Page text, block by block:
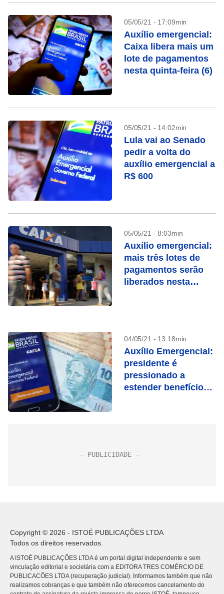
05/05/21 - 17:09min
Auxílio emergencial:
Caixa libera mais um
lote de pagamentos
nesta quinta-feira (6)
05/05/21 - 14:02min
Lula vai ao Senado
pedir a volta do
auxílio emergencial a
R$ 600
05/05/21 - 8:03min
Auxílio emergencial:
mais três lotes de
pagamentos serão
liberados nesta
04/05/21 - 13:18min
Auxílio Emergencial:
presidente é
pressionado a
estender benefício
Copyright © 2026 - ISTOÉ PUBLICAÇÕES LTDA
Todos os direitos reservados.
A ISTOÉ PUBLICAÇÕES LTDA é um portal digital independente e sem
vinculação editorial e societária com a EDITORA TRES COMÉRCIO DE
PUBLICACÕES LTDA (recuperação judicial). Informamos também que não
realizamos cobranças e que também não oferecemos cancelamento do